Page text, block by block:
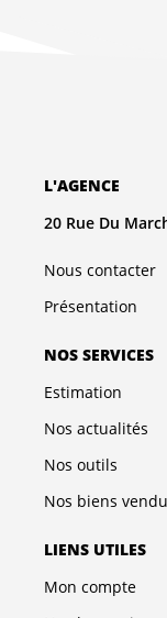
L'AGENCE
20 Rue Du
Nous contacter
Présentation
NOS SERVICES
Estimation
Nos actualités
Nos outils
Nos biens
LIENS UTILES
Mon compte